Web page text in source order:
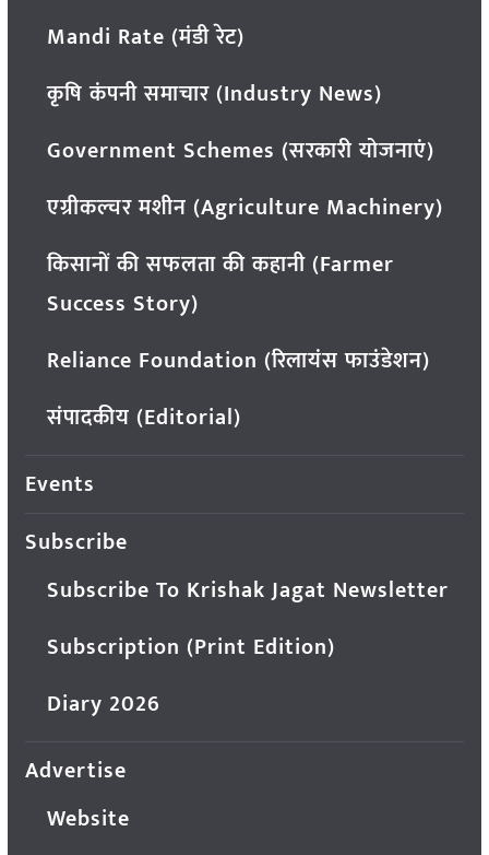
Mandi Rate (मंडी रेट)
कृषि कंपनी समाचार (Industry News)
Government Schemes (सरकारी योजनाएं)
एग्रीकल्चर मशीन (Agriculture Machinery)
किसानों की सफलता की कहानी (Farmer
Success Story)
Reliance Foundation (रिलायंस फाउंडेशन)
संपादकीय (Editorial)
Events
Subscribe
Subscribe To Krishak Jagat Newsletter
Subscription (Print Edition)
Diary 2026
Advertise
Website